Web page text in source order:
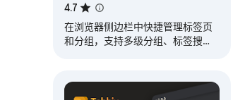
4.7
在浏览器侧边栏中快捷管理标签页
和分组，支持多级分组、标签搜